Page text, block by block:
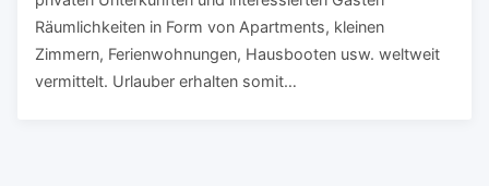
Räumlichkeiten in Form von Apartments, kleinen
Zimmern, Ferienwohnungen, Hausbooten usw. weltweit
vermittelt. Urlauber erhalten somit…